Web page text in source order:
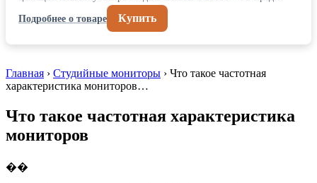
Подробнее о товаре
Купить
Главная › Студийные мониторы › Что такое частотная
характеристика мониторов…
Что такое частотная характеристика
мониторов
��